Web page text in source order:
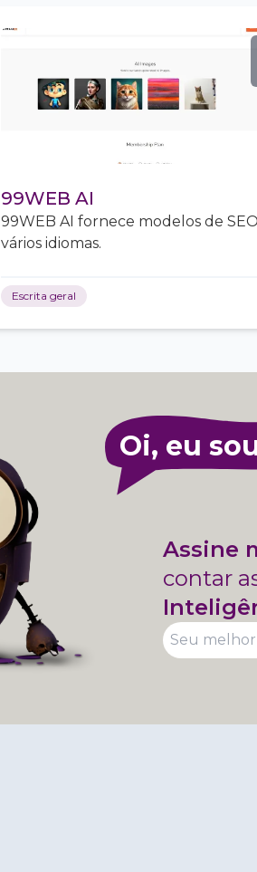
99WEB AI
99WEB AI fornece modelos de
vários idiomas.
Escrita geral
Oi, eu
Assine
contar